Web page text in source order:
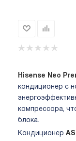
Hisense Neo
кондиционер с
компрессора,
блока.
Кондиционер